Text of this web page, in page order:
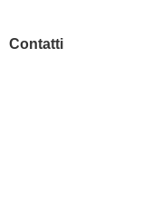
Contatti